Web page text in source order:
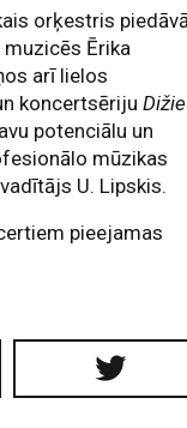
orķestris
muzicēs Ērika
arī lielos
koncertsērijuDižie
potenciālu un
mūzikas
U. Lipskis.
pieejamas